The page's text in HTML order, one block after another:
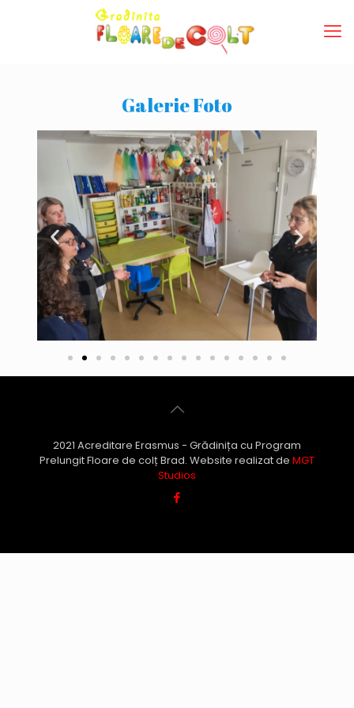
Galerie Foto
2021 Acreditare Erasmus - Grădinița cu Program
Prelungit Floare de colț Brad. Website realizat de MGT
Studios